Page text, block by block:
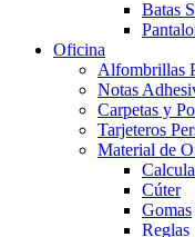
Batas
Oficina
Alfombrillas
Notas
Carpetas y
Tarjeteros
Material de
Cúter
Gomas
Reglas